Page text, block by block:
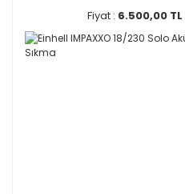
Fiyat : 6.500,00 TL